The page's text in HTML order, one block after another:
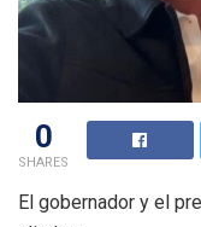
0
SHARES
El gobernador y el